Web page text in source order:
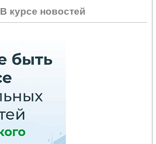
В курсе новостей